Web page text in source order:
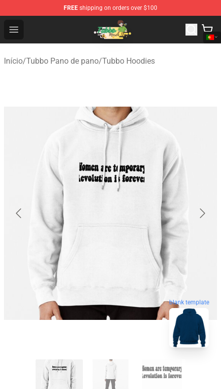
FREE shipping on orders over $100
Open menu
Tubbo Store - Official Tubbo Merchandise Shop
Início/Tubbo Pano de pano/Tubbo Hoodies
blank template